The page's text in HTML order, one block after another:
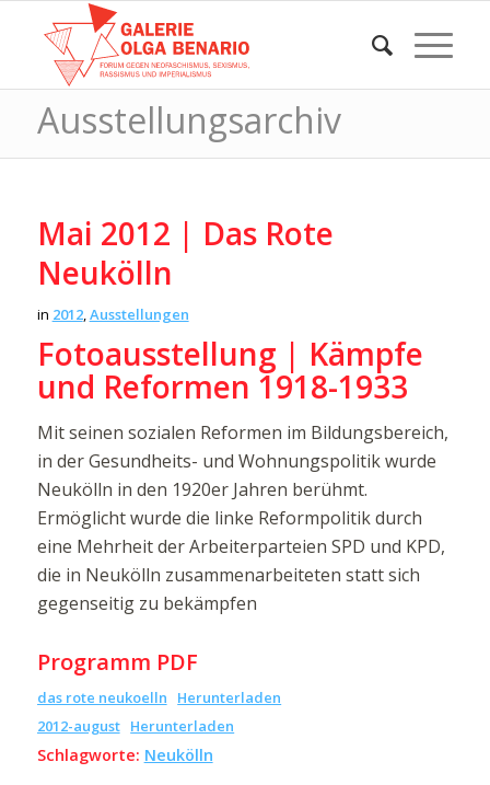
Ausstellungsarchiv
Mai 2012 | Das Rote
Neukölln
in 2012,Ausstellungen
Fotoausstellung | Kämpfe
und Reformen 1918-1933
Mit seinen sozialen Reformen im Bildungsbereich,
in der Gesundheits- und Wohnungspolitik wurde
Neukölln in den 1920er Jahren berühmt.
Ermöglicht wurde die linke Reformpolitik durch
eine Mehrheit der Arbeiterparteien SPD und KPD,
die in Neukölln zusammenarbeiteten statt sich
gegenseitig zu bekämpfen
Programm PDF
das rote neukoelln
Herunterladen
2012-august Herunterladen
Schlagworte: Neukölln